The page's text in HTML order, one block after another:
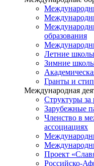
образования
Летние школы
Зимние
Гранты и
Международная
Структуры за
Зарубежные
Членство в
ассоциациях
Проект
Российско-